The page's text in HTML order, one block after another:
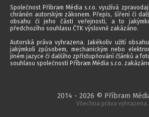
Společnost Příbram Média s.r.o. využívá
chráněn autorským zákonem. Přepis, šíření či
obsahu či jeho části veřejnosti, a to
předchozího souhlasu ČTK výslovně zakázáno.
Autorská práva vyhrazena. Jakékoliv užití
jakýmkoli způsobem, mechanickým nebo
jiném jazyce či dalšího zpřístupňování článků a
souhlasu společnosti Příbram Média s.r.o.
2014 - 2026 © Příbram
Všechna práva vyhrazena.